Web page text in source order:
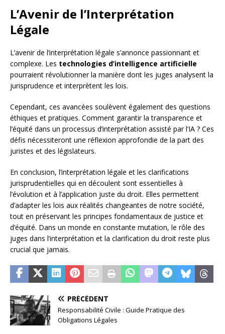
L’Avenir de l’Interprétation
Légale
L’avenir de l’interprétation légale s’annonce passionnant et
complexe. Les technologies d’intelligence artificielle
pourraient révolutionner la manière dont les juges analysent la
jurisprudence et interprètent les lois.
Cependant, ces avancées soulèvent également des questions
éthiques et pratiques. Comment garantir la transparence et
l’équité dans un processus d’interprétation assisté par l’IA ? Ces
défis nécessiteront une réflexion approfondie de la part des
juristes et des législateurs.
En conclusion, l’interprétation légale et les clarifications
jurisprudentielles qui en découlent sont essentielles à
l’évolution et à l’application juste du droit. Elles permettent
d’adapter les lois aux réalités changeantes de notre société,
tout en préservant les principes fondamentaux de justice et
d’équité. Dans un monde en constante mutation, le rôle des
juges dans l’interprétation et la clarification du droit reste plus
crucial que jamais.
PRÉCÉDENT
Responsabilité Civile : Guide Pratique des
Obligations Légales